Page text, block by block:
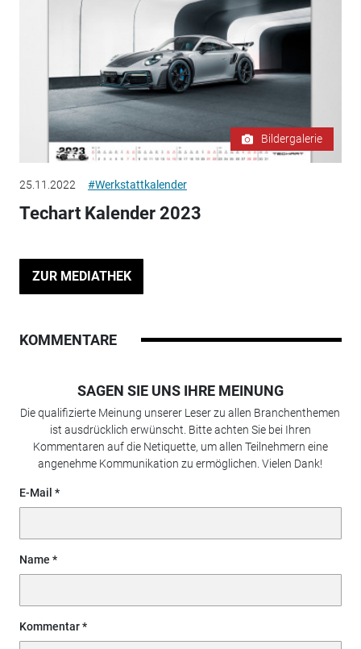
Bildergalerie
25.11.2022 #Werkstattkalender
Techart Kalender 2023
ZUR MEDIATHEK
KOMMENTARE
SAGEN SIE UNS IHRE MEINUNG
Die qualifizierte Meinung unserer Leser zu allen Branchenthemen
ist ausdrücklich erwünscht. Bitte achten Sie bei Ihren
Kommentaren auf die Netiquette, um allen Teilnehmern eine
angenehme Kommunikation zu ermöglichen. Vielen Dank!
E-Mail
Name
Kommentar